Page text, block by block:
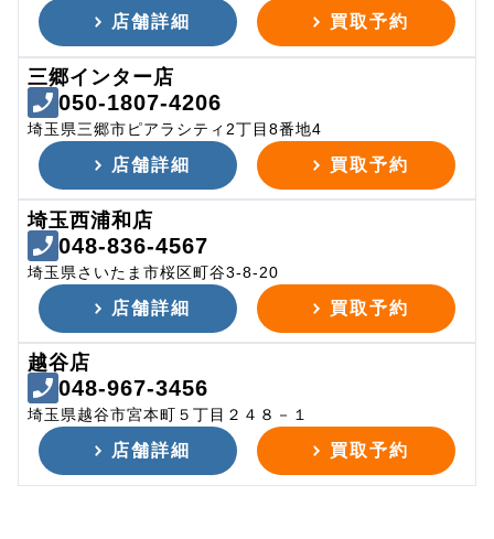
店舗詳細 買取予約
三郷インター店
050-1807-4206
埼玉県三郷市ピアラシティ2丁目8番地4
店舗詳細 買取予約
埼玉西浦和店
048-836-4567
埼玉県さいたま市桜区町谷3-8-20
店舗詳細 買取予約
越谷店
048-967-3456
埼玉県越谷市宮本町５丁目２４８－１
店舗詳細 買取予約